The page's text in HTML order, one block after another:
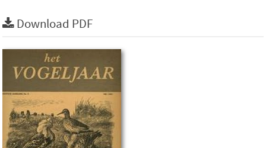
Download PDF